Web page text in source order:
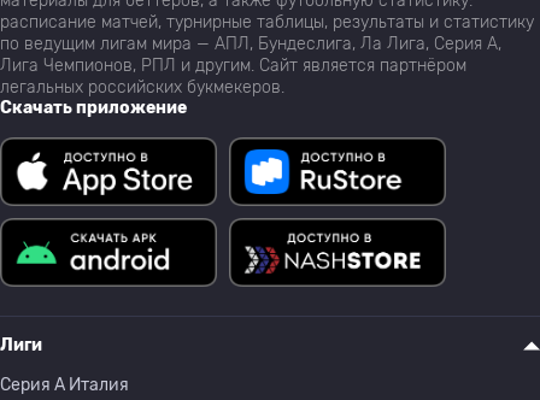
расписание матчей, турнирные таблицы, результаты и статистику
по ведущим лигам мира — АПЛ, Бундеслига, Ла Лига, Серия А,
Лига Чемпионов, РПЛ и другим. Сайт является партнёром
легальных российских букмекеров.
Скачать приложение
Лиги
Серия A Италия